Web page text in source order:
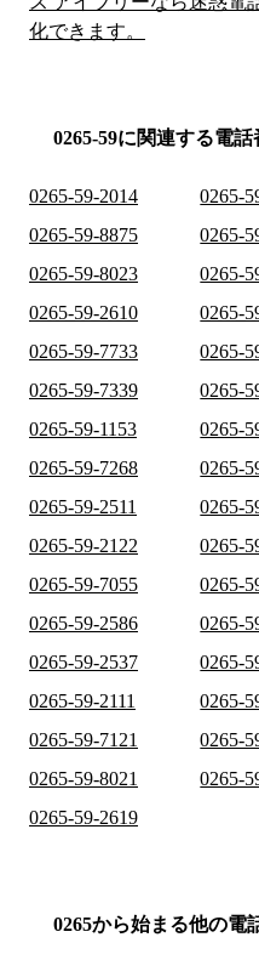
化できます。
0265-59に関連する電話
0265-59-2014 0265-
0265-59-8875
0265-
0265-59-8023
0265-
0265-59-2610
0265-
0265-59-7733
0265-
0265-59-7339
0265-
0265-59-1153
0265-
0265-59-7268
0265-
0265-59-2511
0265-
0265-59-2122
0265-
0265-59-7055
0265-
0265-59-2586
0265-
0265-59-2537
0265-
0265-59-2111
0265-
0265-59-7121
0265-
0265-59-8021
0265-
0265-59-2619
0265から始まる他の電